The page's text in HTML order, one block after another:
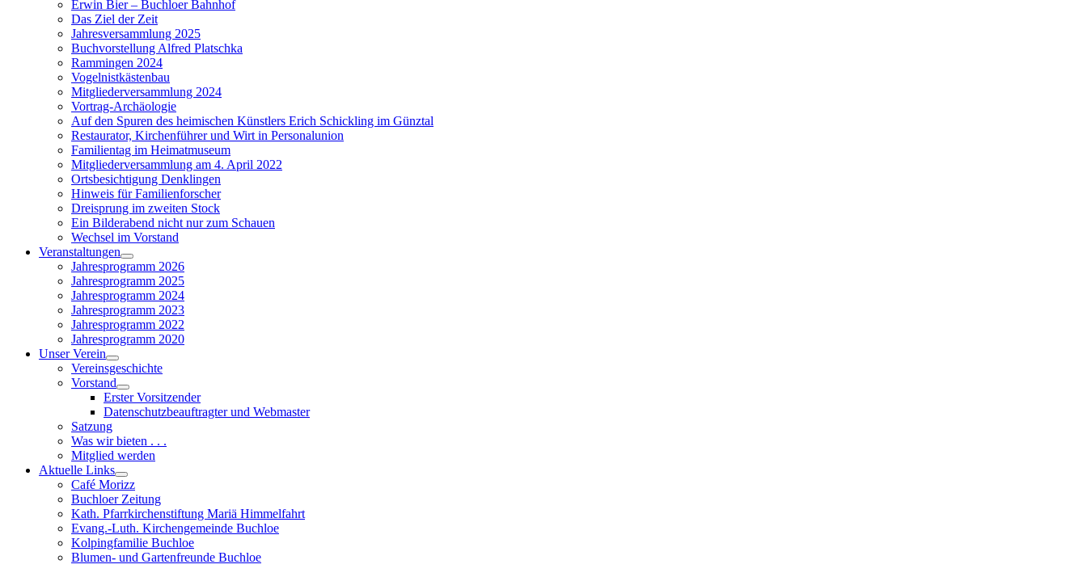
sub
menu
Erwin Bier – Buchloer Bahnhof
Das Ziel der Zeit
Jahresversammlung 2025
Buchvorstellung Alfred Platschka
Rammingen 2024
Vogelnistkästenbau
Mitgliederversammlung 2024
Vortrag-Archäologie
Auf den Spuren des heimischen Künstlers Erich Schickling im Günztal
Restaurator, Kirchenführer und Wirt in Personalunion
Familientag im Heimatmuseum
Mitgliederversammlung am 4. April 2022
Ortsbesichtigung Denklingen
Hinweis für Familienforscher
Dreisprung im zweiten Stock
Ein Bilderabend nicht nur zum Schauen
Wechsel im Vorstand
Veranstaltungen
Show
sub
menu
Jahresprogramm 2026
Jahresprogramm 2025
Jahresprogramm 2024
Jahresprogramm 2023
Jahresprogramm 2022
Jahresprogramm 2020
Unser Verein
Show
sub
menu
Vereinsgeschichte
Vorstand
Show
sub
menu
Erster Vorsitzender
Datenschutzbeauftragter und Webmaster
Satzung
Was wir bieten . . .
Mitglied werden
Aktuelle Links
Show
sub
menu
Café Morizz
Buchloer Zeitung
Kath. Pfarrkirchenstiftung Mariä Himmelfahrt
Evang.-Luth. Kirchengemeinde Buchloe
Kolpingfamilie Buchloe
Blumen- und Gartenfreunde Buchloe